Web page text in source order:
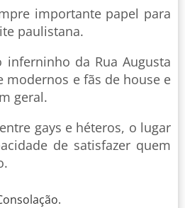
importante papel para
paulistana.
inferninho da Rua Augusta
modernos e fãs de house e
geral.
gays e héteros, o lugar
de satisfazer quem